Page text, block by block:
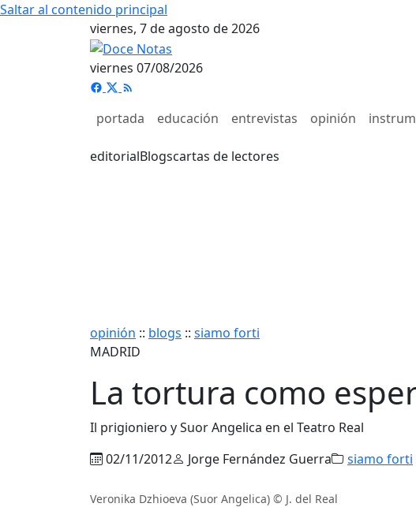
Saltar al contenido principal
viernes, 7 de agosto de 2026
viernes 07/08/2026
portada educación entrevistas opinión
editorialBlogscartas de lectores
opinión :: blogs :: siamo forti
MADRID
La tortura como
Il prigioniero y Suor Angelica en el Teatro Real
02/11/2012
Jorge Fernández Guerra siamo forti
Veronika Dzhioeva (Suor Angelica) © J. del Real